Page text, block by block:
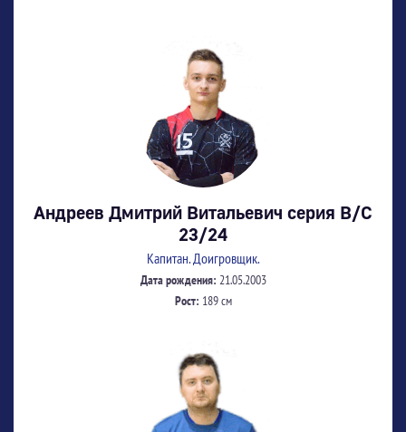
Андреев Дмитрий Витальевич серия В/С
23/24
Капитан. Доигровщик.
Дата рождения: 21.05.2003
Рост: 189 см